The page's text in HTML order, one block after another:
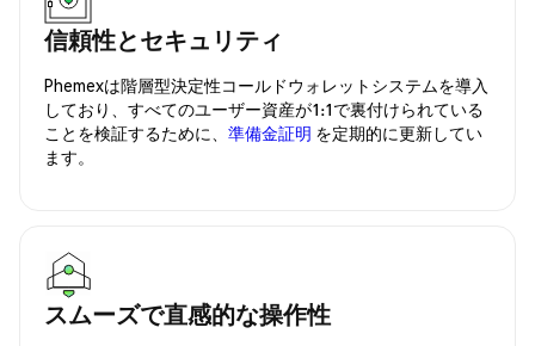
信頼性とセキュリティ
Phemexは階層型決定性コールドウォレットシステムを導入
しており、すべてのユーザー資産が1:1で裏付けられている
ことを検証するために、 準備金証明 を定期的に更新してい
ます。
スムーズで直感的な操作性